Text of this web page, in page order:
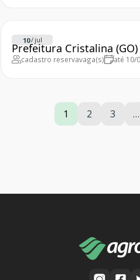
10/ jul
Prefeitura Cristalina
cadastro reservavaga(s) até 10/
1 2 3 …